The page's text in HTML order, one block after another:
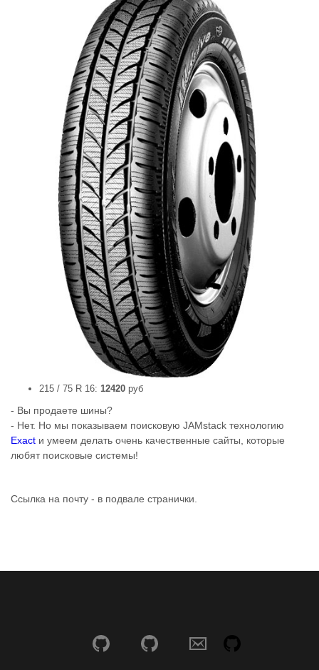
215 / 75 R 16: 12420 руб
- Вы продаете шины?
- Нет. Но мы показываем поисковую JAMstack технологию
Exact и умеем делать очень качественные сайты, которые
любят поисковые системы!
Ссылка на почту - в подвале странички.